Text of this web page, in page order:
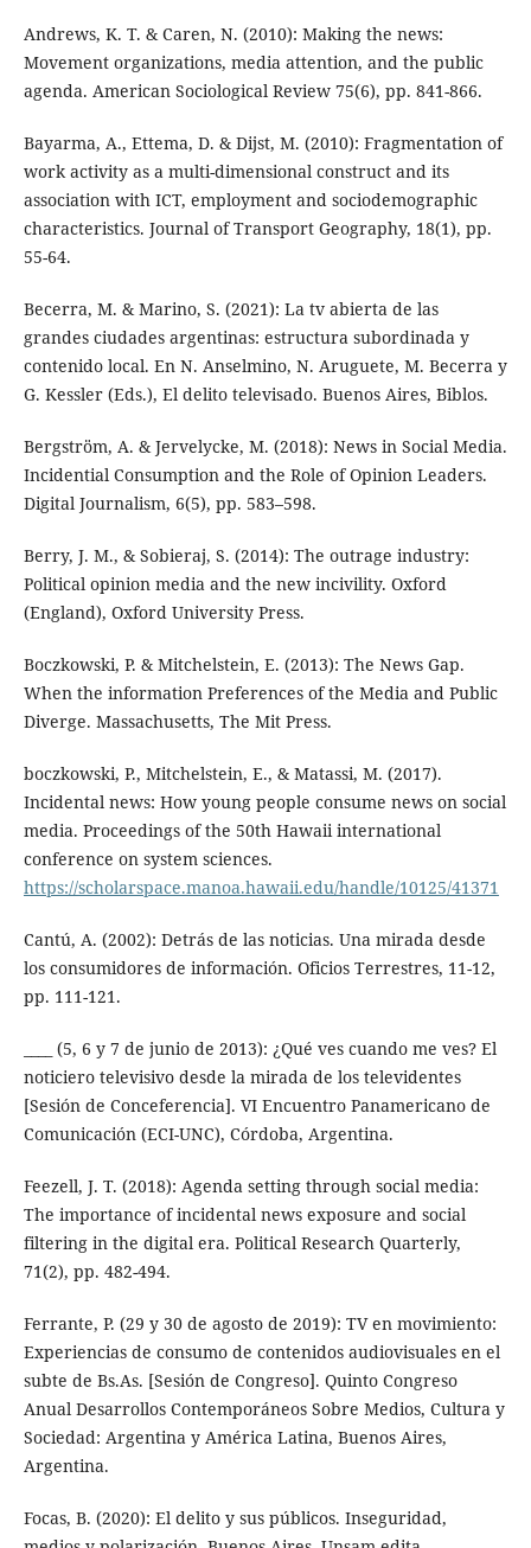
Andrews, K. T. & Caren, N. (2010): Making the news:
Movement organizations, media attention, and the public
agenda. American Sociological Review 75(6), pp. 841-866.
Bayarma, A., Ettema, D. & Dijst, M. (2010): Fragmentation of
work activity as a multi-dimensional construct and its
association with ICT, employment and sociodemographic
characteristics. Journal of Transport Geography, 18(1), pp.
55-64.
Becerra, M. & Marino, S. (2021): La tv abierta de las
grandes ciudades argentinas: estructura subordinada y
contenido local. En N. Anselmino, N. Aruguete, M. Becerra y
G. Kessler (Eds.), El delito televisado. Buenos Aires, Biblos.
Bergström, A. & Jervelycke, M. (2018): News in Social Media.
Incidential Consumption and the Role of Opinion Leaders.
Digital Journalism, 6(5), pp. 583–598.
Berry, J. M., & Sobieraj, S. (2014): The outrage industry:
Political opinion media and the new incivility. Oxford
(England), Oxford University Press.
Boczkowski, P. & Mitchelstein, E. (2013): The News Gap.
When the information Preferences of the Media and Public
Diverge. Massachusetts, The Mit Press.
boczkowski, P., Mitchelstein, E., & Matassi, M. (2017).
Incidental news: How young people consume news on social
media. Proceedings of the 50th Hawaii international
conference on system sciences.
https://scholarspace.manoa.hawaii.edu/handle/10125/41371
Cantú, A. (2002): Detrás de las noticias. Una mirada desde
los consumidores de información. Oficios Terrestres, 11-12,
pp. 111-121.
____ (5, 6 y 7 de junio de 2013): ¿Qué ves cuando me ves? El
noticiero televisivo desde la mirada de los televidentes
[Sesión de Conceferencia]. VI Encuentro Panamericano de
Comunicación (ECI-UNC), Córdoba, Argentina.
Feezell, J. T. (2018): Agenda setting through social media:
The importance of incidental news exposure and social
filtering in the digital era. Political Research Quarterly,
71(2), pp. 482-494.
Ferrante, P. (29 y 30 de agosto de 2019): TV en movimiento:
Experiencias de consumo de contenidos audiovisuales en el
subte de Bs.As. [Sesión de Congreso]. Quinto Congreso
Anual Desarrollos Contemporáneos Sobre Medios, Cultura y
Sociedad: Argentina y América Latina, Buenos Aires,
Argentina.
Focas, B. (2020): El delito y sus públicos. Inseguridad,